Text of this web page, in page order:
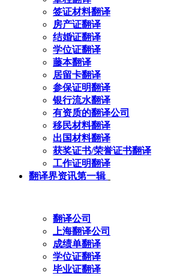
签证材料翻译
房产证翻译
结婚证翻译
学位证翻译
藤本翻译
居留卡翻译
参保证明翻译
银行流水翻译
有资质的翻译公司
移民材料翻译
出国材料翻译
获奖证书/荣誉证书翻译
工作证明翻译
翻译界资讯第一辑
翻译公司
上海翻译公司
成绩单翻译
学位证翻译
毕业证翻译